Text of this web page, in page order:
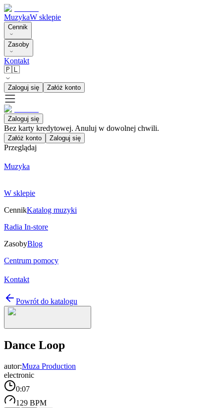
MuzykaW sklepie
Cennik
Zasoby
Kontakt
🇵🇱
Zaloguj się Załóż konto
Zaloguj się
Bez karty kredytowej. Anuluj w dowolnej chwili.
Załóż konto Zaloguj się
Przeglądaj
Muzyka
W sklepie
CennikKatalog muzyki
Radia In-store
ZasobyBlog
Centrum pomocy
Kontakt
Powrót do katalogu
Dance Loop
autor:Muza Production
electronic
0:07
129 BPM